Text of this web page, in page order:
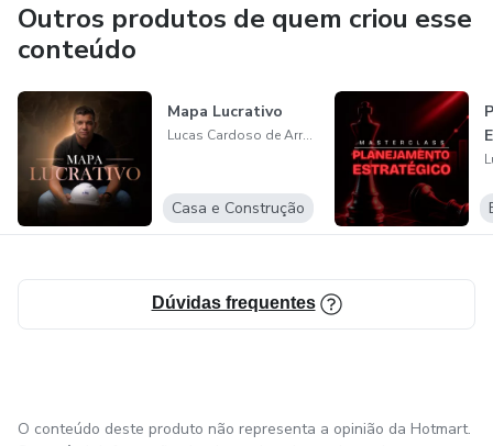
Outros produtos de quem criou esse
conteúdo
Mapa Lucrativo
Lucas Cardoso de Arruda
Casa e Construção
Dúvidas frequentes
O conteúdo deste produto não representa a opinião da Hotmart.